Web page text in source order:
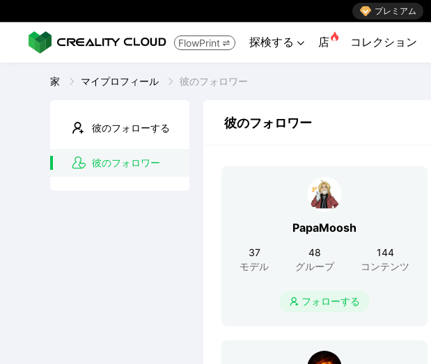
 プレミアム
FlowPrint  探検する  店 コレクション
家 マイプロフィール 彼のフォロワー
彼のフォローする
彼のフォロワー
彼のフォロワー
PapaMoosh
37
モデル
48
グループ
144
コンテンツ
 フォローする